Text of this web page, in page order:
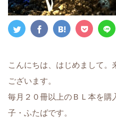
こんにちは、はじめまして。
ございます。
毎月２０冊以上のＢＬ本を購
子・ふたばです。